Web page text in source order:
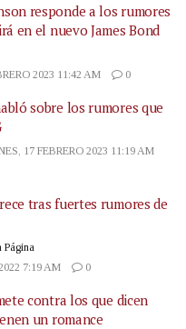
responde a los rumores
en el nuevo James Bond
2023 11:42 AM
0
sobre los rumores que
17 FEBRERO 2023 11:19 AM
tras fuertes rumores de
Página
7:19 AM
0
contra los que dicen
un romance